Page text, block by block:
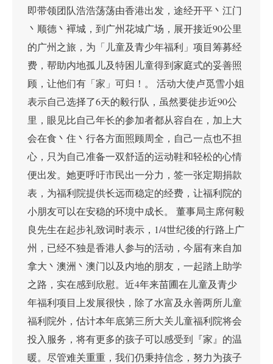
即带领团队浩浩荡荡由香港出发，途经开平丶江门
丶顺德丶襌城，到广州花城广场，展开接近90公里
的广州之旅，为「儿童及青少年福利」项目筹募经
费，帮助内地孤儿及特困儿童得到家庭式的妥善照
顾，让他们有「家」可归！。 活动大使卢觅雪小姐
表示自己选择了6天的毅行队，虽然要徙步近90公
里，眼见比自己年长的参加者都从容自在，加上大
会在食丶住丶行各方面照顾周全，自己一点也不担
心，只为自己准备一双舒适的运动鞋和轻松的心情
便出发。她更呼吁市民出一分力，签一张定期捐款
表，为福利院提供长远而稳定的经费，让福利院的
小朋友可以在安稳的环境中成长。 董事局主席何毅
良先生在起步礼致词时表示，1/4世纪後的行路上广
州，已经不独是香港人参与的活动，今届有来自加
拿大丶澳洲丶澳门以及内地的朋友，一起踏上助学
之路，实在感到欣慰。近4年来苗圃在儿童及青少
年福利项目上发展很快，除了水富及永善两所儿童
福利院外，估计本年底第三所大关儿童福利院将会
投入服务，将有更多的孩子可以感受到『家』的温
暖。尽管难关重重，我们仍秉持信念，努力为孩子